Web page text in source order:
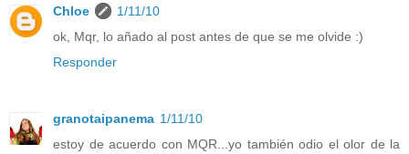
Chloe
1/11/10
ok, Mqr, lo añado al post antes de que se me olvide :)
Responder
granotaipanema 1/11/10
estoy de acuerdo con MQR...yo también odio el olor de la